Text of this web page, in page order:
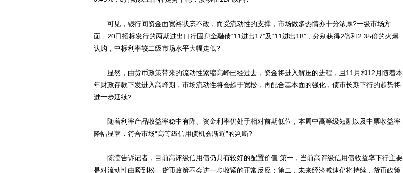
可见，银行间资金面宽裕状态不改，而受流动性的支撑，市场做多热情亦十分浓厚?一级市场方
面，20日招标发行的两期进出口行固息金融债“11进出17”及“11进出18”，分别获得2倍和2.35倍的火爆
认购，中标利率较二级市场水平大幅走低?
显然，由货币政策带来的流动性紧缩高峰已经过去，资金将进入解压的进程，且11月和12月随着本
年财政存款下发进入高峰期，市场流动性将会趋于宽松，再配合基本面的强化，债市长期下行的趋势将
进一步延续?
随着利率产品收益率稳中有降、资金利率仍处于相对前期低位，本周中高等级短融以及中票收益率
降幅显著，符合市场“高等级信用债机会渐近”的判断?
陈滢告诉记者，目前高评级信用债仍具有较好的配置价值:第一，当前高评级信用债收益率下行主要
是对流动性由紧到松、货币政策不会进一步收紧的正常反应；第二，未来经济减速仍将持续，货币政策